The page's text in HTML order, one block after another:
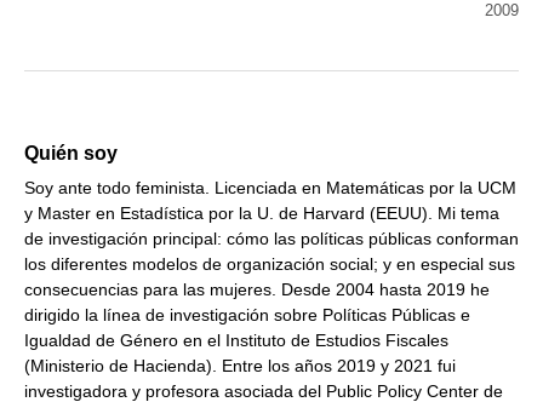
2009
Quién soy
Soy ante todo feminista. Licenciada en Matemáticas por la UCM
y Master en Estadística por la U. de Harvard (EEUU). Mi tema
de investigación principal: cómo las políticas públicas conforman
los diferentes modelos de organización social; y en especial sus
consecuencias para las mujeres. Desde 2004 hasta 2019 he
dirigido la línea de investigación sobre Políticas Públicas e
Igualdad de Género en el Instituto de Estudios Fiscales
(Ministerio de Hacienda). Entre los años 2019 y 2021 fui
investigadora y profesora asociada del Public Policy Center de